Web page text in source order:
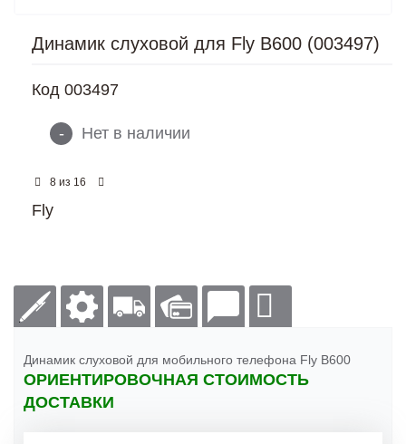
Динамик слуховой для Fly B600 (003497)
Код 003497
- Нет в наличии
8 из 16
Fly
Динамик слуховой для мобильного телефона Fly B600
ОРИЕНТИРОВОЧНАЯ СТОИМОСТЬ
ДОСТАВКИ